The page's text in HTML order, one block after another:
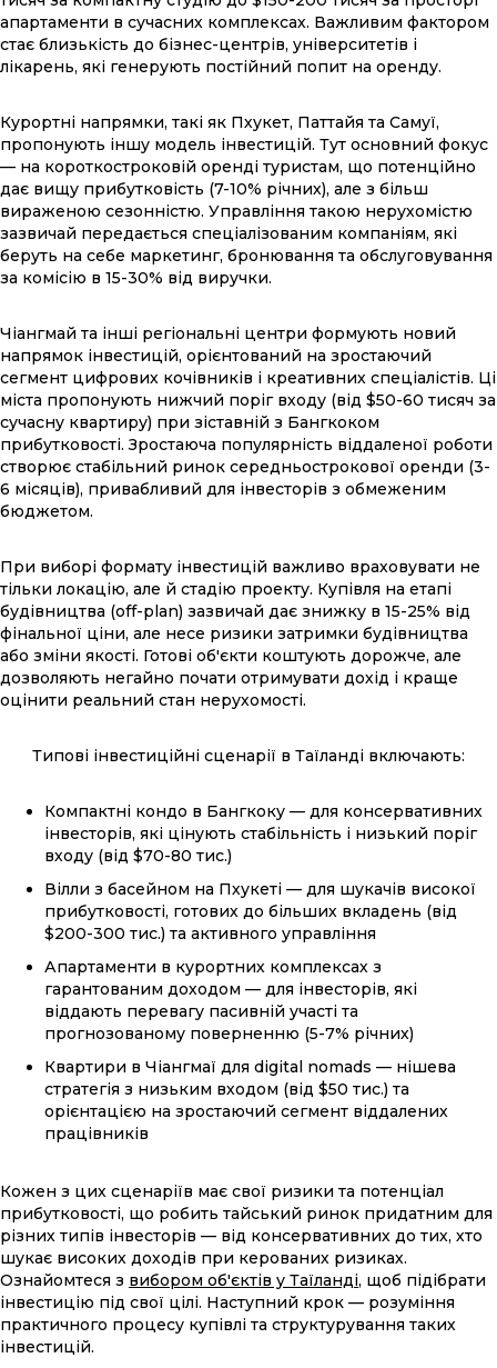
апартаменти в сучасних комплексах. Важливим фактором
стає близькість до бізнес-центрів, університетів і
лікарень, які генерують постійний попит на оренду.
Курортні напрямки, такі як Пхукет, Паттайя та Самуї,
пропонують іншу модель інвестицій. Тут основний фокус
— на короткостроковій оренді туристам, що потенційно
дає вищу прибутковість (7-10% річних), але з більш
вираженою сезонністю. Управління такою нерухомістю
зазвичай передається спеціалізованим компаніям, які
беруть на себе маркетинг, бронювання та обслуговування
за комісію в 15-30% від виручки.
Чіангмай та інші регіональні центри формують новий
напрямок інвестицій, орієнтований на зростаючий
сегмент цифрових кочівників і креативних спеціалістів. Ці
міста пропонують нижчий поріг входу (від $50-60 тисяч за
сучасну квартиру) при зіставній з Бангкоком
прибутковості. Зростаюча популярність віддаленої роботи
створює стабільний ринок середньострокової оренди (3-
6 місяців), привабливий для інвесторів з обмеженим
бюджетом.
При виборі формату інвестицій важливо враховувати не
тільки локацію, але й стадію проекту. Купівля на етапі
будівництва (off-plan) зазвичай дає знижку в 15-25% від
фінальної ціни, але несе ризики затримки будівництва
або зміни якості. Готові об'єкти коштують дорожче, але
дозволяють негайно почати отримувати дохід і краще
оцінити реальний стан нерухомості.
Типові інвестиційні сценарії в Таїланді включають:
Компактні кондо в Бангкоку — для консервативних
інвесторів, які цінують стабільність і низький поріг
входу (від $70-80 тис.)
Вілли з басейном на Пхукеті — для шукачів високої
прибутковості, готових до більших вкладень (від
$200-300 тис.) та активного управління
Апартаменти в курортних комплексах з
гарантованим доходом — для інвесторів, які
віддають перевагу пасивній участі та
прогнозованому поверненню (5-7% річних)
Квартири в Чіангмаї для digital nomads — нішева
стратегія з низьким входом (від $50 тис.) та
орієнтацією на зростаючий сегмент віддалених
працівників
Кожен з цих сценаріїв має свої ризики та потенціал
прибутковості, що робить тайський ринок придатним для
різних типів інвесторів — від консервативних до тих, хто
шукає високих доходів при керованих ризиках.
Ознайомтеся з вибором об'єктів у Таїланді, щоб підібрати
інвестицію під свої цілі. Наступний крок — розуміння
практичного процесу купівлі та структурування таких
інвестицій.